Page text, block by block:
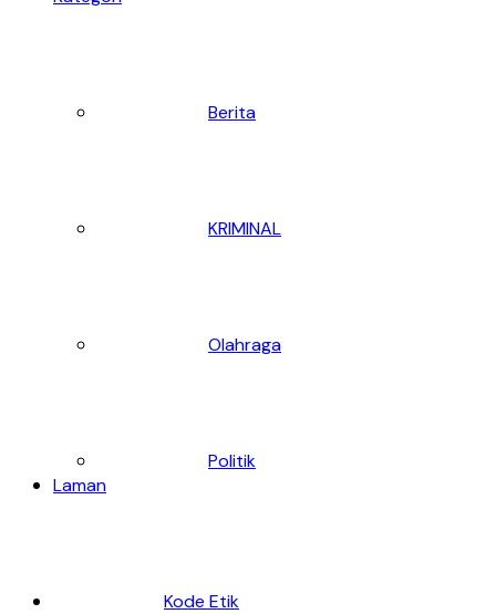
Berita
KRIMINAL
Olahraga
Politik
Laman
Kode Etik